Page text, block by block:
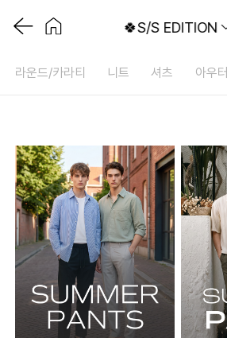
🍀S/S EDITION
라운드/카라티 니트 셔츠 아우터